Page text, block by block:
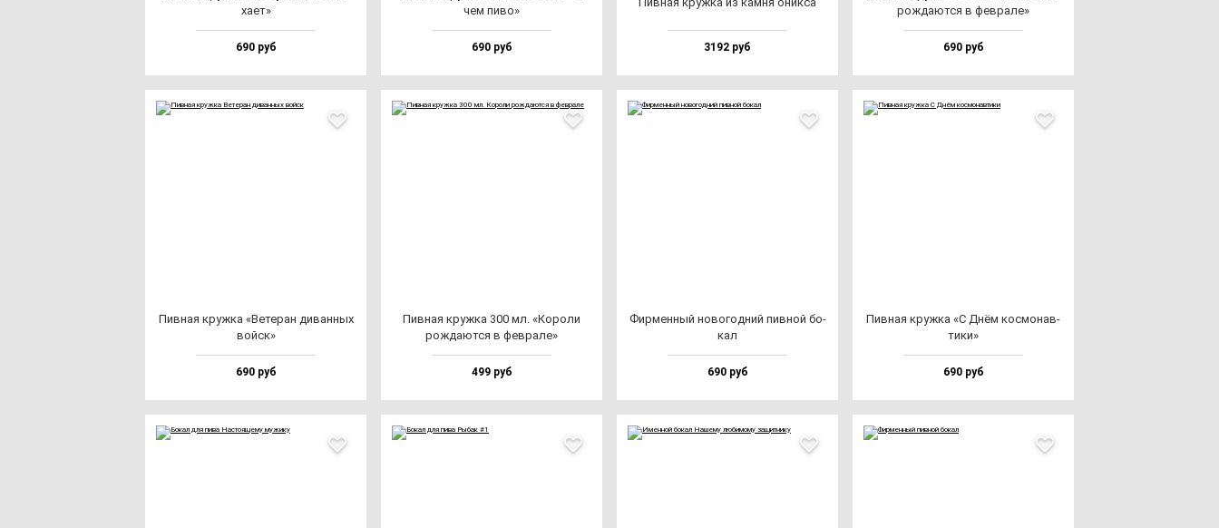
ха­ет»
690 руб
чем пи­во»
690 руб 3192 руб
рож­да­ют­ся в фев­ра­ле»
690 руб
Пив­ная круж­ка «Вете­ран ди­ван­ных
вой­ск»
690 руб
Пив­ная круж­ка 300 мл. «Коро­ли
рож­да­ют­ся в фев­ра­ле»
499 руб
Фир­мен­ный но­во­год­ний пив­ной бо­
кал
690 руб
Пив­ная круж­ка «С Днём кос­мо­нав­
ти­ки»
690 руб